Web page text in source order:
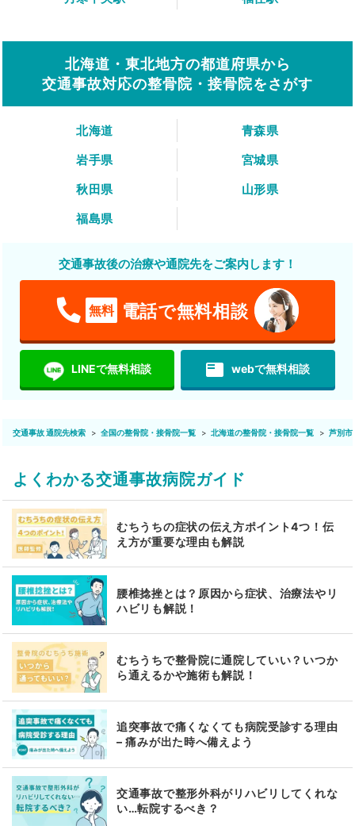
北海道・東北地方の都道府県から
交通事故対応の整骨院・接骨院をさがす
北海道
青森県
岩手県
宮城県
秋田県
山形県
福島県
交通事故後の治療や通院先をご案内します！
無料 電話で無料相談
LINEで無料相談 featured_play_list webで無料相談
交通事故 通院先検索 全国の整骨院・接骨院一覧 北海道の整骨院・接骨院一覧 芦別市
よくわかる交通事故病院ガイド
むちうちの症状の伝え方ポイント4つ！伝
え方が重要な理由も解説
腰椎捻挫とは？原因から症状、治療法やリ
ハビリも解説！
むちうちで整骨院に通院していい？いつか
ら通えるかや施術も解説！
追突事故で痛くなくても病院受診する理由
– 痛みが出た時へ備えよう
交通事故で整形外科がリハビリしてくれな
い…転院するべき？